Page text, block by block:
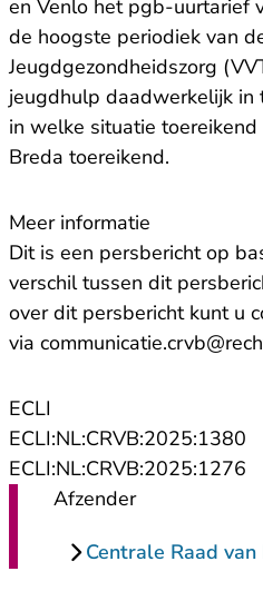
en Venlo het pgb-uurtarief
de hoogste periodiek van
Jeugdgezondheidszorg
jeugdhulp daadwerkelijk in
in welke situatie
Breda toereikend.
Meer informatie
Dit is een persbericht op
verschil tussen dit
over dit persbericht kunt u
via
ECLI
ECLI:NL:CRVB:2025:1380
ECLI:NL:CRVB:2025:1276
Afzender
Centrale Raad van